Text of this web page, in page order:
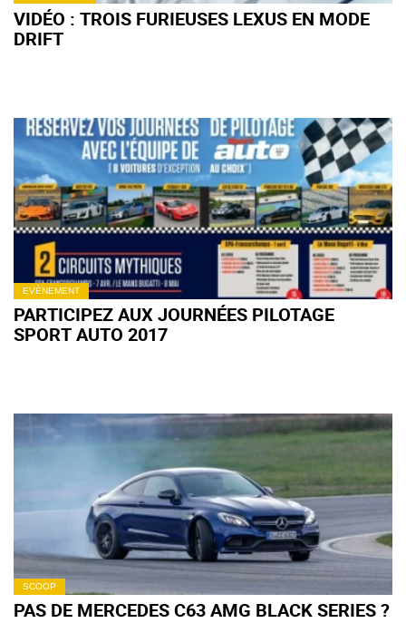
VIDÉO : TROIS FURIEUSES LEXUS EN MODE
DRIFT
EVÈNEMENT
PARTICIPEZ AUX JOURNÉES PILOTAGE
SPORT AUTO 2017
SCOOP
PAS DE MERCEDES C63 AMG BLACK SERIES ?